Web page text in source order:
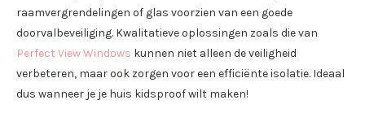
raamvergrendelingen of glas voorzien van een goede
doorvalbeveiliging. Kwalitatieve oplossingen zoals die van
Perfect View Windows kunnen niet alleen de veiligheid
verbeteren, maar ook zorgen voor een efficiënte isolatie. Ideaal
dus wanneer je je huis kidsproof wilt maken!